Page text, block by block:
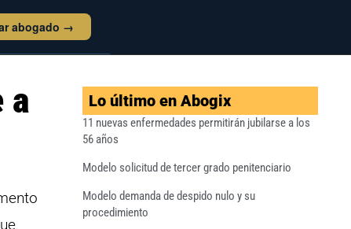
abogado →
a
Lo último en Abogix
11 nuevas enfermedades permitirán jubilarse a los
56 años
Modelo solicitud de tercer grado penitenciario
Modelo demanda de despido nulo y su
procedimiento